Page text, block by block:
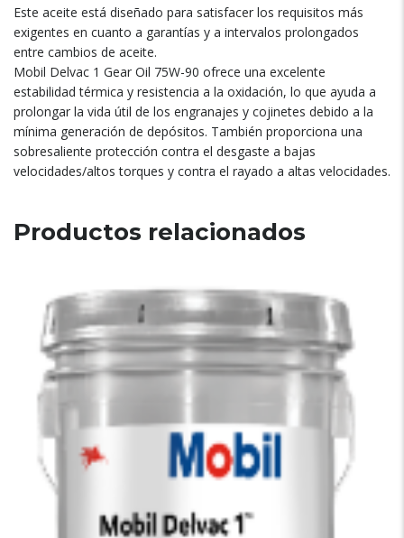
Este aceite está diseñado para satisfacer los requisitos más
exigentes en cuanto a garantías y a intervalos prolongados
entre cambios de aceite.
Mobil Delvac 1 Gear Oil 75W-90 ofrece una excelente
estabilidad térmica y resistencia a la oxidación, lo que ayuda a
prolongar la vida útil de los engranajes y cojinetes debido a la
mínima generación de depósitos. También proporciona una
sobresaliente protección contra el desgaste a bajas
velocidades/altos torques y contra el rayado a altas velocidades.
Productos relacionados